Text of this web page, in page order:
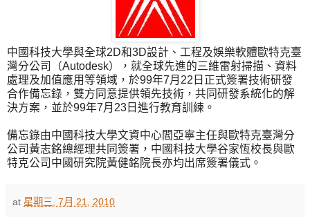
中國科技大學與全球2D和3D設計、工程及娛樂軟體歐特克臺
灣分公司（Autodesk），就全球先進的三維雷射掃描、資料
處理及加值應用等領域，於99年7月22日正式簽署技術研發
合作備忘錄，雙方同意提供領先技術，共同研發系統化的解
決方案，並於99年7月23日進行教育訓練。
備忘錄由中國科技大學文資中心閻亞寧主任與歐特克臺灣分
公司黃志銘總經理共同簽署，中國科技大學谷家恆校長與歐
特克公司中國研究院黃健銘院長亦均出席簽署儀式。
at 星期三, 7月 21, 2010